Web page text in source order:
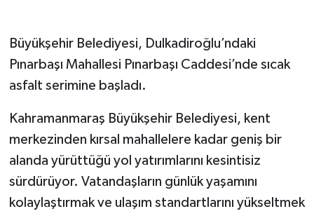
Büyükşehir Belediyesi, Dulkadiroğlu’ndaki
Pınarbaşı Mahallesi Pınarbaşı Caddesi’nde sıcak
asfalt serimine başladı.
Kahramanmaraş Büyükşehir Belediyesi, kent
merkezinden kırsal mahallelere kadar geniş bir
alanda yürüttüğü yol yatırımlarını kesintisiz
sürdürüyor. Vatandaşların günlük yaşamını
kolaylaştırmak ve ulaşım standartlarını yükseltmek